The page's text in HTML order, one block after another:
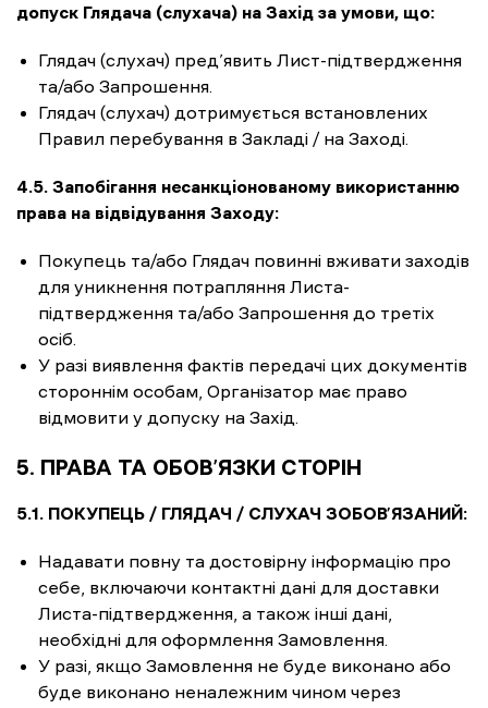
допуск Глядача (слухача) на Захід за умови, що:
Глядач (слухач) пред’явить Лист-підтвердження
та/або Запрошення.
Глядач (слухач) дотримується встановлених
Правил перебування в Закладі / на Заході.
4.5. Запобігання несанкціонованому використанню
права на відвідування Заходу:
Покупець та/або Глядач повинні вживати заходів
для уникнення потрапляння Листа-
підтвердження та/або Запрошення до третіх
осіб.
У разі виявлення фактів передачі цих документів
стороннім особам, Організатор має право
відмовити у допуску на Захід.
5. ПРАВА ТА ОБОВ’ЯЗКИ СТОРІН
5.1. ПОКУПЕЦЬ / ГЛЯДАЧ / СЛУХАЧ ЗОБОВ’ЯЗАНИЙ:
Надавати повну та достовірну інформацію про
себе, включаючи контактні дані для доставки
Листа-підтвердження, а також інші дані,
необхідні для оформлення Замовлення.
У разі, якщо Замовлення не буде виконано або
буде виконано неналежним чином через